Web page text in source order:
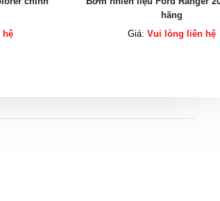
hệ
hãng
Giá:Vui lòng liên hệ